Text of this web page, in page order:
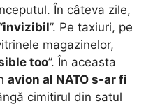
În câteva zile,
invizibil”. Pe taxiuri, pe
magazinelor,
too”. În aceasta
avion al NATO s-ar fi
cimitirul din satul